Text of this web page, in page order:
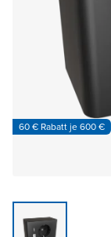
60 € Rabatt je 600 €